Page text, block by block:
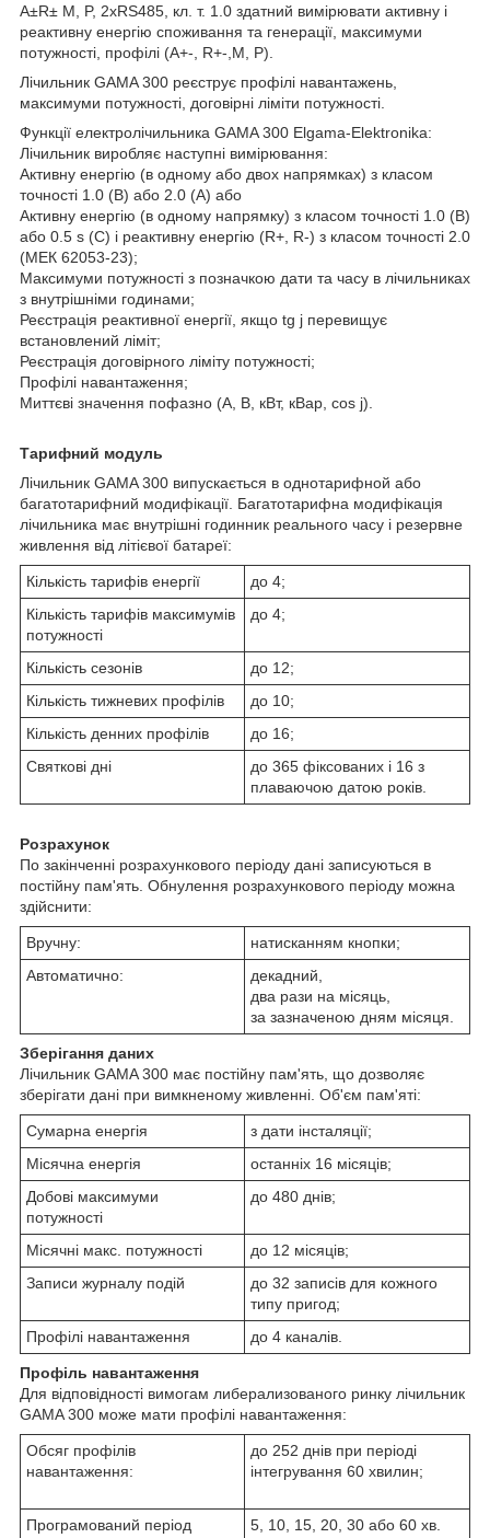
А±R± M, P, 2xRS485, кл. т. 1.0 здатний вимірювати активну і
реактивну енергію споживання та генерації, максимуми
потужності, профілі (A+-, R+-,M, P).
Лічильник GAMA 300 реєструє профілі навантажень,
максимуми потужності, договірні ліміти потужності.
Функції електролічильника GAMA 300 Elgama-Elektronika:
Лічильник виробляє наступні вимірювання:
Активну енергію (в одному або двох напрямках) з класом
точності 1.0 (B) або 2.0 (A) або
Активну енергію (в одному напрямку) з класом точності 1.0 (B)
або 0.5 s (C) і реактивну енергію (R+, R-) з класом точності 2.0
(МЕК 62053-23);
Максимуми потужності з позначкою дати та часу в лічильниках
з внутрішніми годинами;
Реєстрація реактивної енергії, якщо tg j перевищує
встановлений ліміт;
Реєстрація договірного ліміту потужності;
Профілі навантаження;
Миттєві значення пофазно (A, В, кВт, кВар, cos j).
Тарифний модуль
Лічильник GAMA 300 випускається в однотарифной або
багатотарифний модифікації. Багатотарифна модифікація
лічильника має внутрішні годинник реального часу і резервне
живлення від літієвої батареї:
Кількість тарифів енергії
до 4;
Кількість тарифів максимумів
потужності
до 4;
Кількість сезонів
до 12;
Кількість тижневих профілів
до 10;
Кількість денних профілів
до 16;
Святкові дні
до 365 фіксованих і 16 з
плаваючою датою років.
Розрахунок
По закінченні розрахункового періоду дані записуються в
постійну пам'ять. Обнулення розрахункового періоду можна
здійснити:
Вручну:
натисканням кнопки;
Автоматично:
декадний,
два рази на місяць,
за зазначеною дням місяця.
Зберігання даних
Лічильник GAMA 300 має постійну пам'ять, що дозволяє
зберігати дані при вимкненому живленні. Об'єм пам'яті:
Сумарна енергія
з дати інсталяції;
Місячна енергія
останніх 16 місяців;
Добові максимуми
потужності
до 480 днів;
Місячні макс. потужності
до 12 місяців;
Записи журналу подій
до 32 записів для кожного
типу пригод;
Профілі навантаження
до 4 каналів.
Профіль навантаження
Для відповідності вимогам либерализованого ринку лічильник
GAMA 300 може мати профілі навантаження:
Обсяг профілів
навантаження:
до 252 днів при періоді
інтегрування 60 хвилин;
Програмований період
5, 10, 15, 20, 30 або 60 хв.